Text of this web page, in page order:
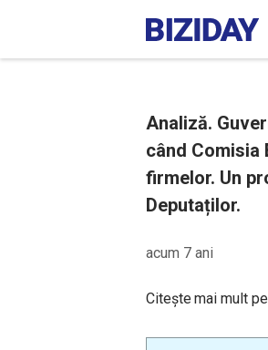
Analiză.
când Comisia
firmelor. Un
Deputaților.
acum 7 ani
Citește mai mult pe